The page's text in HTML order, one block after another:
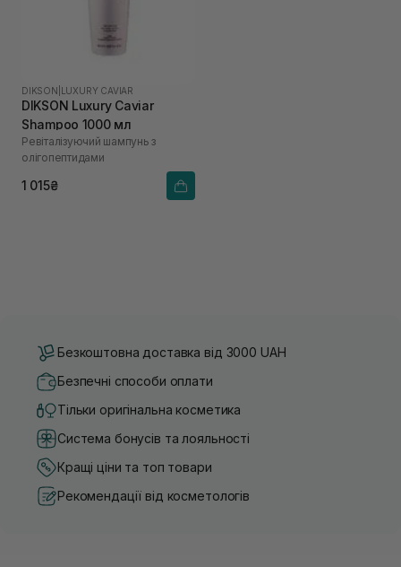
DIKSON LUXURY CAVIAR
DIKSON Luxury Caviar
Shampoo 1000 мл
Ревіталізуючий шампунь з
олігопептидами
1 015₴
Безкоштовна доставка від 3000 UAH
Безпечні способи оплати
Тільки оригінальна косметика
Система бонусів та лояльності
Кращі ціни та топ товари
Рекомендації від косметологів